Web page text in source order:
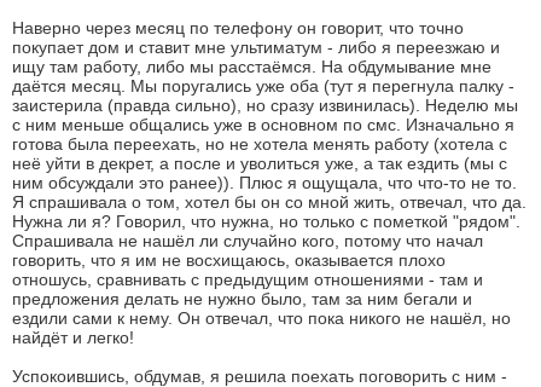
Наверно через месяц по телефону он говорит, что точно
покупает дом и ставит мне ультиматум - либо я переезжаю и
ищу там работу, либо мы расстаёмся. На обдумывание мне
даётся месяц. Мы поругались уже оба (тут я перегнула палку -
заистерила (правда сильно), но сразу извинилась). Неделю мы
с ним меньше общались уже в основном по смс. Изначально я
готова была переехать, но не хотела менять работу (хотела с
неё уйти в декрет, а после и уволиться уже, а так ездить (мы с
ним обсуждали это ранее)). Плюс я ощущала, что что-то не то.
Я спрашивала о том, хотел бы он со мной жить, отвечал, что да.
Нужна ли я? Говорил, что нужна, но только с пометкой "рядом".
Спрашивала не нашёл ли случайно кого, потому что начал
говорить, что я им не восхищаюсь, оказывается плохо
отношусь, сравнивать с предыдущим отношениями - там и
предложения делать не нужно было, там за ним бегали и
ездили сами к нему. Он отвечал, что пока никого не нашёл, но
найдёт и легко!
Успокоившись, обдумав, я решила поехать поговорить с ним -